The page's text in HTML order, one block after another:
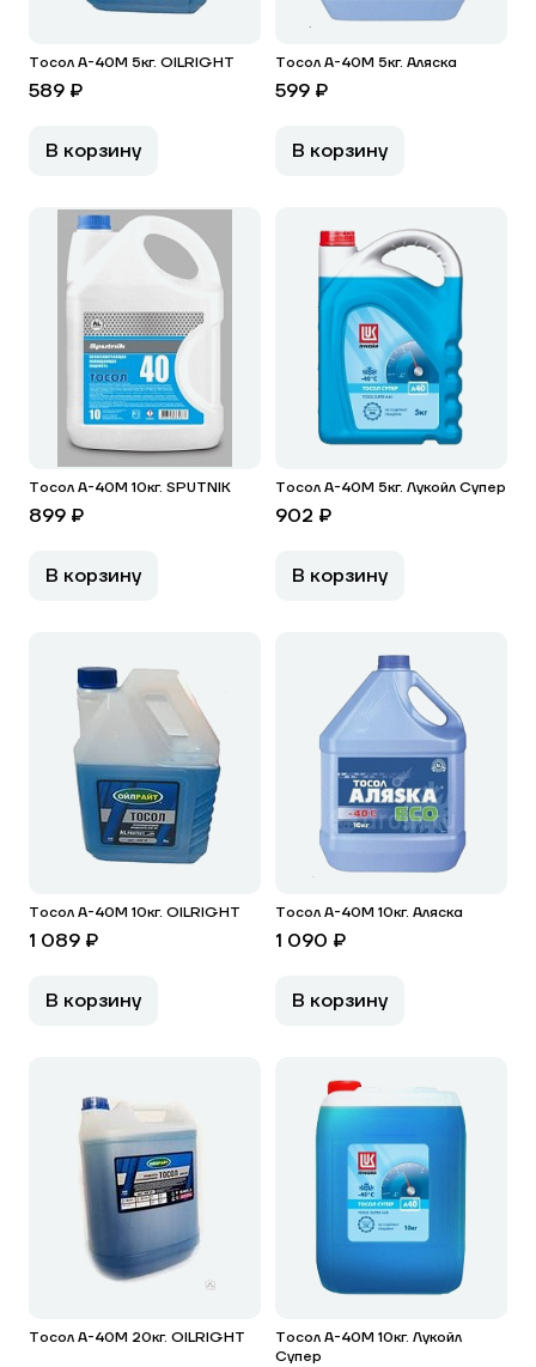
Тосол А-40М 5кг. OILRIGHT
589 ₽
В корзину
Тосол А-40М 5кг. Аляска
599 ₽
В корзину
Тосол А-40М 10кг. SPUTNIK
899 ₽
В корзину
Тосол А-40М 5кг. Лукойл Супер
902 ₽
В корзину
Тосол А-40М 10кг. OILRIGHT
1 089 ₽
В корзину
Тосол А-40М 10кг. Аляска
1 090 ₽
В корзину
Тосол А-40М 20кг. OILRIGHT
Тосол А-40М 10кг. Лукойл
Супер